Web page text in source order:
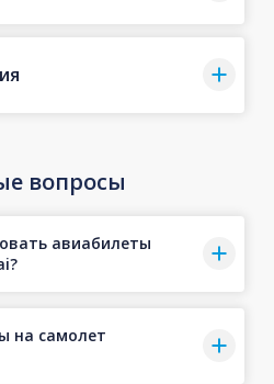
вопросы
авиабилеты
на самолет